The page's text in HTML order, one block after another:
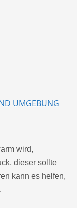
UMGEBUNG
wird,
dieser sollte
kann es helfen,